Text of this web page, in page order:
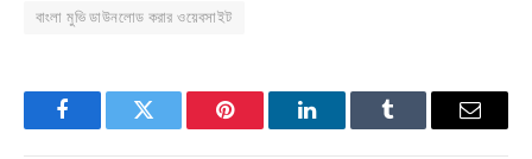
বাংলা মুভি ডাউনলোড করার ওয়েবসাইট
FacebookTwitter Pinterest LinkedInTumblr Email